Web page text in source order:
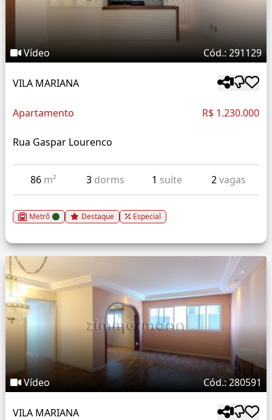
Vídeo Cód.: 291129
VILA MARIANA
Apartamento R$ 1.230.000
Rua Gaspar Lourenco
86 m² 3 dorms 1 suíte 2vagas
Metrô Destaque Especial
Vídeo Cód.: 280591
VILA MARIANA